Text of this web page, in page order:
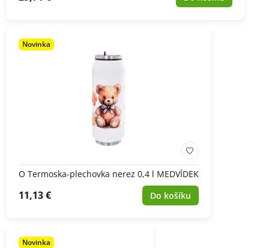
Novinka
O Termoska-plechovka nerez 0,4 l MEDVÍDEK
11,13 € Do košíku
Novinka